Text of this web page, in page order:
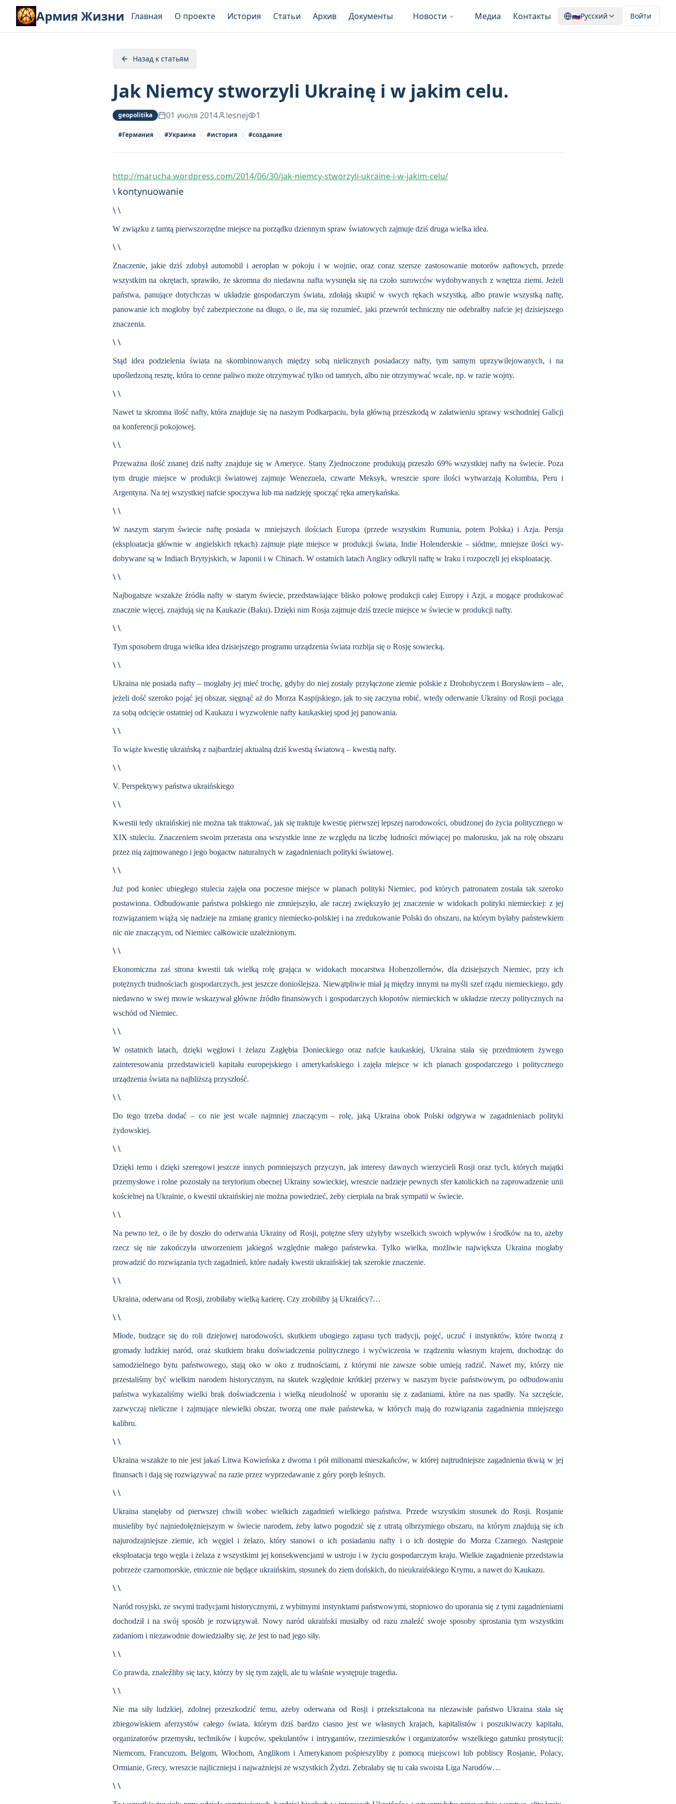
Армия Жизни Главная О проекте История Статьи Архив Документы Новости Медиа Контакты 🇷🇺Русский Войти
Назад к статьям
Jak Niemcy stworzyli Ukrainę i w jakim celu.
geopolitika 01 июля 2014 lesnej 1
#Германия #Украина #история #создание
http://marucha.wordpress.com/2014/06/30/jak-niemcy-stworzyli-ukraine-i-w-jakim-celu/
\ kontynuowanie
\ \
W związku z tamtą pierwszorzędne miejsce na po­rządku dziennym spraw światowych zajmuje dziś druga wielka idea.
\ \
Znaczenie, jakie dziś zdobył automobil i aeroplan w pokoju i w wojnie, oraz coraz szersze zastosowanie motorów naftowych, przede
wszystkim na okrętach, sprawiło, że skromna do niedawna nafta wysunęła się na czoło surowców wydobywanych z wnętrza ziemi. Jeżeli
państwa, panujące dotychczas w układzie gospodar­czym świata, zdołają skupić w swych rękach wszystką, albo prawie wszystką naftę,
panowanie ich mogłoby być zabez­pieczone na długo, o ile, ma się rozumieć, jaki przewrót techniczny nie odebrałby nafcie jej dzisiejszego
znaczenia.
\ \
Stąd idea podzielenia świata na skombinowanych między sobą nielicznych posiadaczy nafty, tym samym uprzywilejowanych, i na
upośledzoną resztę, która to cenne paliwo może otrzymywać tylko od tamtych, albo nie otrzymywać wcale, np. w razie wojny.
\ \
Nawet ta skromna ilość nafty, która znajduje się na naszym Podkarpaciu, była główną przeszkodą w za­łatwieniu sprawy wschodniej Galicji
na konferencji po­kojowej.
\ \
Przeważna ilość znanej dziś nafty znajduje się w Ameryce. Stany Zjednoczone produkują przeszło 69% wszystkiej nafty na świecie. Poza
tym drugie miejsce w produkcji światowej zajmuje Wenezuela, czwarte Me­ksyk, wreszcie spore ilości wytwarzają Kolumbia, Peru i
Argentyna. Na tej wszystkiej nafcie spoczywa lub ma nadzieję spocząć ręka amerykańska.
\ \
W naszym starym świecie naftę posiada w mniej­szych ilościach Europa (przede wszystkim Rumunia, potem Polska) i Azja. Persja
(eksploatacja głównie w angielskich rękach) zajmuje piąte miejsce w produkcji świata, Indie Holenderskie – siódme, mniejsze ilości wy­
dobywane są w Indiach Brytyjskich, w Japonii i w Chi­nach. W ostatnich latach Anglicy odkryli naftę w Iraku i rozpoczęli jej eksploatację.
\ \
Najbogatsze wszakże źródła nafty w starym świecie, przedstawiające blisko połowę produkcji całej Europy i Azji, a mogące produkować
znacznie więcej, znajdują się na Kaukazie (Baku). Dzięki nim Rosja zajmuje dziś trzecie miejsce w świecie w produkcji nafty.
\ \
Tym sposobem druga wielka idea dzisiejszego pro­gramu urządzenia świata rozbija się o Rosję sowiecką.
\ \
Ukraina nie posiada nafty – mogłaby jej mieć trochę, gdyby do niej zostały przyłączone ziemie polskie z Drohobyczem i Borysławiem – ale,
jeżeli dość szero­ko pojąć jej obszar, sięgnąć aż do Morza Kaspijskiego, jak to się zaczyna robić, wtedy oderwanie Ukrainy od Rosji pociąga
za sobą odcięcie ostatniej od Kaukazu i wyzwolenie nafty kaukaskiej spod jej panowania.
\ \
To wiąże kwestię ukraińską z najbardziej aktualną dziś kwestią światową – kwestią nafty.
\ \
V. Perspektywy państwa ukraińskiego
\ \
Kwestii tedy ukraińskiej nie można tak traktować, jak się traktuje kwestię pierwszej lepszej narodowości, obudzonej do życia politycznego w
XIX stuleciu. Zna­czeniem swoim przerasta ona wszystkie inne ze wzglę­du na liczbę ludności mówiącej po małorusku, jak na rolę obszaru
przez nią zajmowanego i jego bogactw na­turalnych w zagadnieniach polityki światowej.
\ \
Już pod koniec ubiegłego stulecia zajęła ona po­czesne miejsce w planach polityki Niemiec, pod których patronatem została tak szeroko
postawiona. Odbudowa­nie państwa polskiego nie zmniejszyło, ale raczej zwię­kszyło jej znaczenie w widokach polityki niemieckiej: z jej
rozwiązaniem wiążą się nadzieje na zmianę granicy niemiecko-polskiej i na zredukowanie Polski do obszaru, na którym byłaby państewkiem
nic nie znaczącym, od Niemiec całkowicie uzależnionym.
\ \
Ekonomiczna zaś stro­na kwestii tak wielką rolę grająca w widokach mocar­stwa Hohenzollernów, dla dzisiejszych Niemiec, przy ich
potężnych trudnościach gospodarczych, jest jeszcze do­nioślejsza. Niewątpliwie miał ją między innymi na myśli szef rządu niemieckiego, gdy
niedawno w swej mowie wskazywał główne źródło finansowych i gospodarczych kłopotów niemieckich w układzie rzeczy politycznych na
wschód od Niemiec.
\ \
W ostatnich latach, dzięki węglowi i żelazu Zagłębia Donieckiego oraz nafcie kaukaskiej, Ukraina stała się przedmiotem żywego
zainteresowania przedstawicieli ka­pitału europejskiego i amerykańskiego i zajęła miejsce w ich planach gospodarczego i politycznego
urządzenia świata na najbliższą przyszłość.
\ \
Do tego trzeba dodać – co nie jest wcale najmniej znaczącym – rolę, jaką Ukraina obok Polski odgrywa w zagadnieniach polityki
żydowskiej.
\ \
Dzięki temu i dzięki szeregowi jeszcze innych po­mniejszych przyczyn, jak interesy dawnych wierzycieli Rosji oraz tych, których majątki
przemysłowe i rolne pozostały na terytorium obecnej Ukrainy sowieckiej, wreszcie nadzieje pewnych sfer katolickich na zaprowa­dzenie unii
kościelnej na Ukrainie, o kwestii ukraińskiej nie można powiedzieć, żeby cierpiała na brak sympatii w świecie.
\ \
Na pewno też, o ile by doszło do oderwania Ukra­iny od Rosji, potężne sfery użyłyby wszelkich swoich wpływów i środków na to, ażeby
rzecz się nie zakończyła utworzeniem jakiegoś względnie małego państewka. Tylko wielka, możliwie największa Ukraina mogłaby
prowadzić do rozwiązania tych zagadnień, które nadały kwestii ukraińskiej tak szerokie znaczenie.
\ \
Ukraina, oderwana od Rosji, zrobiłaby wielką karierę. Czy zrobiliby ją Ukraińcy?…
\ \
Młode, budzące się do roli dziejowej narodowości, skutkiem ubogiego zapasu tych tradycji, pojęć, uczuć i instynktów, które tworzą z
gromady ludzkiej naród, oraz skutkiem braku doświadczenia politycznego i wy­ćwiczenia w rządzeniu własnym krajem, dochodząc do
samodzielnego bytu państwowego, stają oko w oko z trudnościami, z którymi nie zawsze sobie umieją radzić. Nawet my, którzy nie
przestaliśmy być wielkim narodem historycznym, na skutek względnie krótkiej przerwy w naszym bycie państwowym, po odbudowaniu
państwa wykazaliśmy wielki brak doświadczenia i wielką nieudolność w uporaniu się z zadaniami, które na nas spadły. Na szczęście,
zazwyczaj nieliczne i zajmujące niewielki obszar, tworzą one małe państewka, w których mają do rozwiązania zagadnienia mniejszego
kalibru.
\ \
Ukraina wszakże to nie jest jakaś Litwa Kowieńska z dwoma i pół milionami mieszkańców, w której najtrud­niejsze zagadnienia tkwią w jej
finansach i dają się roz­wiązywać na razie przez wyprzedawanie z góry poręb leśnych.
\ \
Ukraina stanęłaby od pierwszej chwili wobec wiel­kich zagadnień wielkiego państwa. Przede wszystkim stosunek do Rosji. Rosjanie
musieliby być najniedołężniejszym w świecie narodem, żeby łatwo pogodzić się z utratą olbrzymiego obszaru, na którym znajdują się ich
najurodzajniejsze ziemie, ich węgiel i żelazo, który stanowi o ich posiadaniu nafty i o ich dostępie do Mo­rza Czarnego. Następnie
eksploatacja tego węgla i żela­za z wszystkimi jej konsekwencjami w ustroju i w życiu gospodarczym kraju. Wielkie zagadnienie przedstawia
pobrzeże czarnomorskie, etnicznie nie będące ukraińskim, stosunek do ziem dońskich, do nieukraińskiego Krymu, a nawet do Kaukazu.
\ \
Naród rosyjski, ze swymi tradycjami historycznymi, z wybitnymi instynktami państwowymi, stopniowo do uporania się z tymi zagadnie­niami
dochodził i na swój sposób je rozwiązywał. Nowy naród ukraiński musiałby od razu znaleźć swoje sposoby sprostania tym wszystkim
zadaniom i niezawodnie do­wiedziałby się, że jest to nad jego siły.
\ \
Co prawda, znaleźliby się tacy, którzy by się tym zajęli, ale tu właśnie występuje tragedia.
\ \
Nie ma siły ludzkiej, zdolnej przeszkodzić temu, ażeby oderwana od Rosji i przekształcona na niezawisłe państwo Ukraina stała się
zbiegowiskiem aferzystów całego świata, którym dziś bardzo ciasno jest we włas­nych krajach, kapitalistów i poszukiwaczy kapitału,
organizatorów przemysłu, techników i kupców, speku­lantów i intrygantów, rzezimieszków i organizatorów wszelkiego gatunku prostytucji:
Niemcom, Francuzom, Belgom, Włochom, Anglikom i Amerykanom pośpieszyliby z pomocą miejscowi lub pobliscy Rosjanie, Polacy,
Ormianie, Grecy, wreszcie najliczniejsi i naj­ważniejsi ze wszystkich Żydzi. Zebrałaby się tu cała swoista Liga Narodów…
\ \